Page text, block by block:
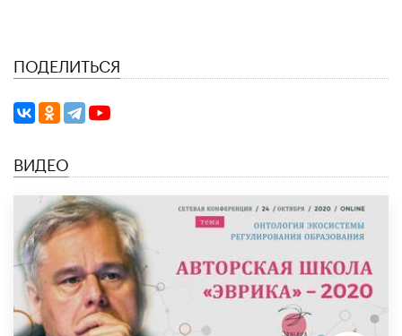
ПОДЕЛИТЬСЯ
ВИДЕО